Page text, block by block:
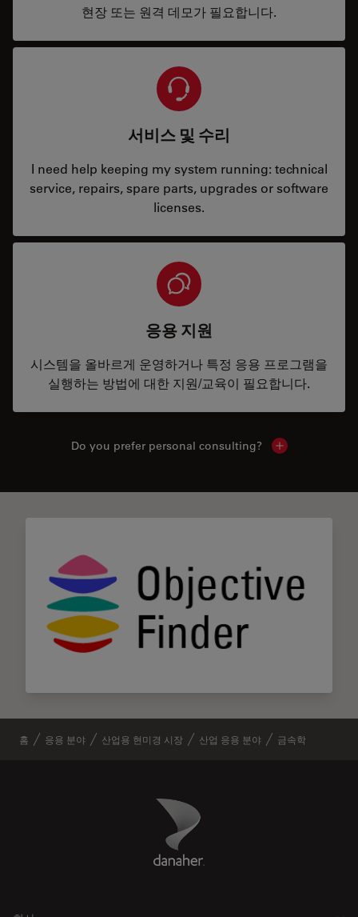
현장 또는 원격 데모가 필요합니다.
서비스 및 수리
I need help keeping my system running: technical
service, repairs, spare parts, upgrades or software
licenses.
응용 지원
시스템을 올바르게 운영하거나 특정 응용 프로그램을
실행하는 방법에 대한 지원/교육이 필요합니다.
Do you prefer personal consulting? Show local
홈 응용 분야 산업용 현미경 시장 산업 응용 분야 금속학
Danaher Logo